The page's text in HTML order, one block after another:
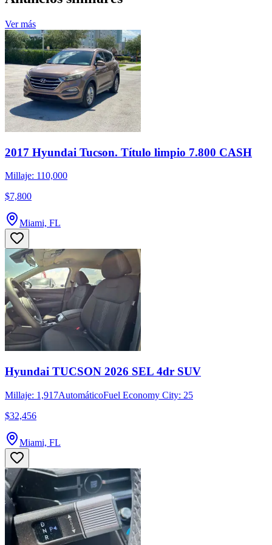
Ver más
2017 Hyundai Tucson. Título limpio 7.800 CASH
Millaje: 110,000
$7,800
Miami, FL
Hyundai TUCSON 2026 SEL 4dr SUV
Millaje: 1,917AutomáticoFuel Economy City: 25
$32,456
Miami, FL